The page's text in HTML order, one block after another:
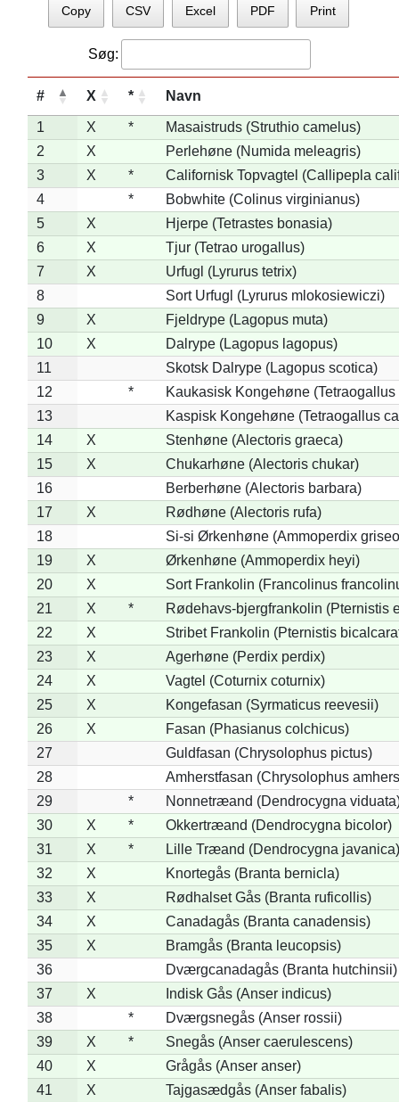
Copy CSV Excel PDF Print
Søg:
# X * Navn
1 X *
Masaistruds (Struthio camelus)
2
X
Perlehøne (Numida meleagris)
3
X *
Californisk Topvagtel (Callipepla
4
*
Bobwhite (Colinus virginianus)
5
X
Hjerpe (Tetrastes bonasia)
6
X
Tjur (Tetrao urogallus)
7
X
Urfugl (Lyrurus tetrix)
8
Sort Urfugl (Lyrurus mlokosiewiczi)
9
X
Fjeldrype (Lagopus muta)
10
X
Dalrype (Lagopus lagopus)
11
Skotsk Dalrype (Lagopus scotica)
12
*
Kaukasisk Kongehøne
13
Kaspisk Kongehøne (Tetraogallus
14
X
Stenhøne (Alectoris graeca)
15
X
Chukarhøne (Alectoris chukar)
16
Berberhøne (Alectoris barbara)
17
X
Rødhøne (Alectoris rufa)
18
Si-si Ørkenhøne (Ammoperdix
19
X
Ørkenhøne (Ammoperdix heyi)
20
X
Sort Frankolin (Francolinus
21
X *
Rødehavs-bjergfrankolin (Pternistis
22
X
Stribet Frankolin (Pternistis
23
X
Agerhøne (Perdix perdix)
24
X
Vagtel (Coturnix coturnix)
25
X
Kongefasan (Syrmaticus reevesii)
26
X
Fasan (Phasianus colchicus)
27
Guldfasan (Chrysolophus pictus)
28
Amherstfasan (Chrysolophus
29
*
Nonnetræand (Dendrocygna
30
X *
Okkertræand (Dendrocygna bicolor)
31
X *
Lille Træand (Dendrocygna javanica)
32
X
Knortegås (Branta bernicla)
33
X
Rødhalset Gås (Branta ruficollis)
34
X
Canadagås (Branta canadensis)
35
X
Bramgås (Branta leucopsis)
36
Dværgcanadagås (Branta hutchinsii)
37
X
Indisk Gås (Anser indicus)
38
*
Dværgsnegås (Anser rossii)
39
X *
Snegås (Anser caerulescens)
40
X
Grågås (Anser anser)
41
X
Tajgasædgås (Anser fabalis)